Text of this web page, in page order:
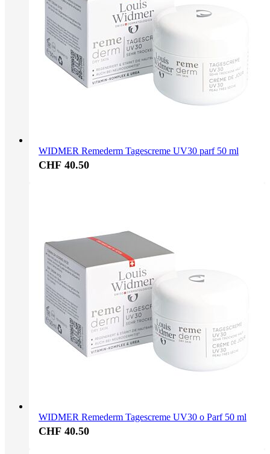
WIDMER Remederm Tagescreme UV30 parf 50 ml
CHF 40.50
WIDMER Remederm Tagescreme UV30 o Parf 50 ml
CHF 40.50